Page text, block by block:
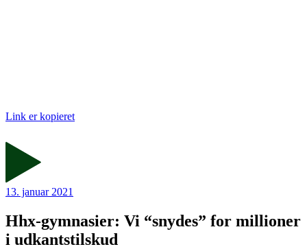
Link er kopieret
13. januar 2021
Hhx-gymnasier: Vi “snydes” for millioner
i udkantstilskud